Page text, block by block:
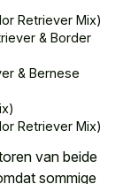
Retriever Mix)
& Border
& Bernese
Retriever Mix)
van beide
sommige